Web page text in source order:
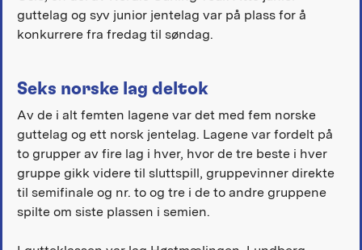
guttelag og syv junior jentelag var på plass for å
konkurrere fra fredag til søndag.
Seks norske lag deltok
Av de i alt femten lagene var det med fem norske
guttelag og ett norsk jentelag. Lagene var fordelt på
to grupper av fire lag i hver, hvor de tre beste i hver
gruppe gikk videre til sluttspill, gruppevinner direkte
til semifinale og nr. to og tre i de to andre gruppene
spilte om siste plassen i semien.